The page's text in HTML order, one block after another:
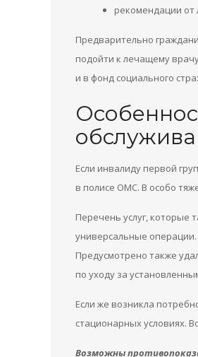
рекомендации от
Предварительно
подойти к лечащему
и в фонд социального
Если инвалиду первой
в полисе ОМС. В особо
Перечень услуг, которые
универсальные
Предусмотрено также
по уходу за
Если же возникла
стационарных условиях.
Возможны